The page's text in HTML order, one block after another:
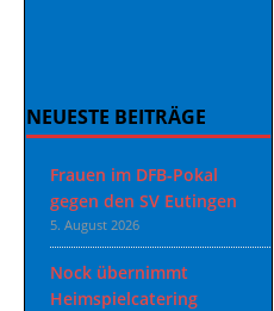
NEUESTE BEITRÄGE
Frauen im DFB-Pokal
gegen den SV Eutingen
5. August 2026
Nock übernimmt
Heimspielcatering